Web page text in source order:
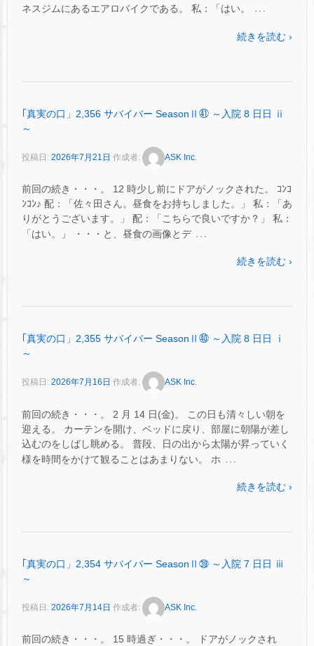
ネスジムにあるエアロバイクである。 私：「はい。
…
続きを読む ›
｢真実の口」2,356 サバイバー SeasonⅡ㊶ ～入院 8 日日 ⅱ
～
投稿日: 2026年7月21日 作成者: ASK Inc.
前回の続き・・・。 12 時少し前にドアがノックされた。 ｺﾝｺ
ﾝｺﾝ♪ 配：「佐々田さん。昼食をお持ちしました。」 私：「あ
りがとうございます。」 配：「こちらで良いですか？」 私：
「はい。」 ・・・と、昼食の画像とデ …
続きを読む ›
｢真実の口」2,355 サバイバー SeasonⅡ㊵ ～入院 8 日日 ⅰ
～
投稿日: 2026年7月16日 作成者: ASK Inc.
前回の続き・・・。 2 月 14 日(金)。 この日も清々しい朝を
迎える。 カーテンを開け、ベッドに戻り、部屋に朝陽が差し
込むのをしばし眺める。 普段、日の出から太陽が昇っていく
様を時間をかけて観ることはあまりない。 ホ …
続きを読む ›
｢真実の口」2,354 サバイバー SeasonⅡ㊴ ～入院 7 日日 ⅲ
～
投稿日: 2026年7月14日 作成者: ASK Inc.
前回の続き・・・。 15 時過ぎ・・・。 ドアがノックされ